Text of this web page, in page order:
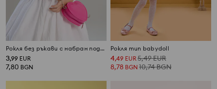
Pокля без ръкави с набран подгъв
3,99 EUR
7,80 BGN
Рокля тип babydoll
4,49 EUR 5,49EUR
8,78 BGN 10,74BGN